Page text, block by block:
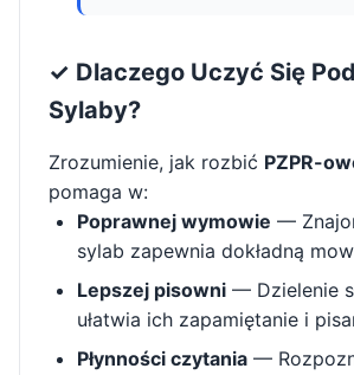
✓ Dlaczego Uczyć Się
Sylaby?
Zrozumienie, jak rozbić PZPR-
pomaga w:
Poprawnej wymowie —
sylab zapewnia dokładną
Lepszej pisowni — Dzielenie
ułatwia ich zapamiętanie i
Płynności czytania —